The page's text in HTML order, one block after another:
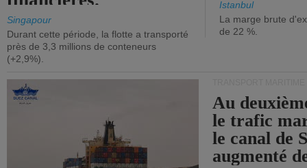
Singapour
Durant cette période, la flotte a transporté
près de 3,3 millions de conteneurs
(+2,9%).
Istanbul
La marge brute
de 22 %.
Au
le trafic
le canal de
augmenté